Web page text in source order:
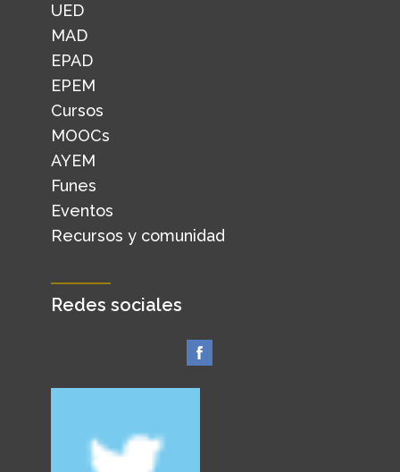
UED
MAD
EPAD
EPEM
Cursos
MOOCs
AYEM
Funes
Eventos
Recursos y comunidad
Redes sociales